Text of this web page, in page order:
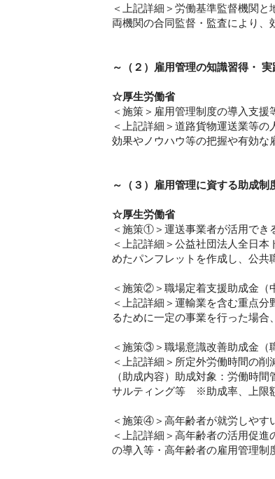
＜上記詳細＞労働基準監督機関
両機関の合同監督・監査により、
～（２）雇用管理の知識習得・ 実
☆厚生労働省
＜施策＞雇用管理制度の導入支援
＜上記詳細＞道路貨物運送業等
効果やノウハウ等の把握や有効な
～（３）雇用管理に資する助成制
☆厚生労働省
＜施策①＞運送事業者が活用でき
＜上記詳細＞公益社団法人全日
めたパンフレットを作成し、公共
＜施策②＞職場定着支援助成金（
＜上記詳細＞運輸業を含む重点
るために一定の事業を行った場合
＜施策③＞職場意識改善助成金（
＜上記詳細＞所定外労働時間の
（助成内容）助成対象：労働時
サルティング等 ※助成率、上限
＜施策④＞高年齢者が就労しやす
＜上記詳細＞高年齢者の活用促
の導入等・高年齢者の雇用管理制